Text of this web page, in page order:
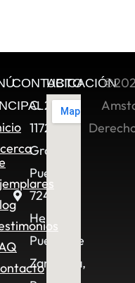
CONTACTO
C. 2 Sur
11722,
Granjas
Puebla,
72490
Heroica
Puebla de
Zaragoza,
UBICACIÓN